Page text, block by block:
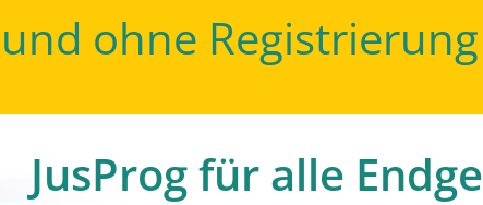
ohne Registrierung
JusProg für alle